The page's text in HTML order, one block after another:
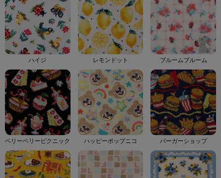
ハイジ レモンドット ブルームブルーム
ベリーベリーピクニック ハッピーポップニコ バーガーショップ